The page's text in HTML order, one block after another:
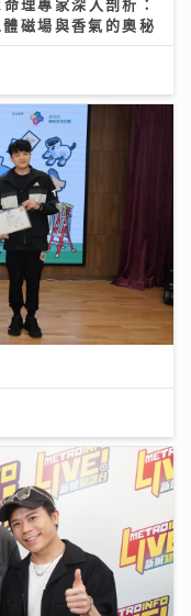
理專家深入剖析：
磁場與香氣的奧秘